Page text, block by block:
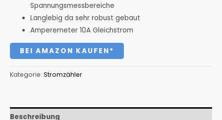
Spannungsmessbereiche
Langlebig da sehr robust gebaut
Amperemeter 10A Gleichstrom
BEI AMAZON KAUFEN*
Kategorie: Stromzähler
Beschreibung